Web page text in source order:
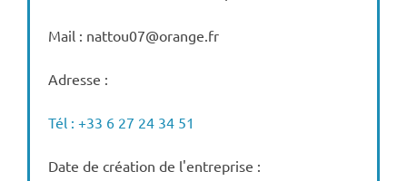
Mail : nattou07@orange.fr
Adresse :
Tél : +33 6 27 24 34 51
Date de création de l'entreprise :